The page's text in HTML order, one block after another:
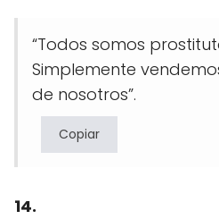
“Todos somos
Simplemente
de nosotros”.
Copiar
14.